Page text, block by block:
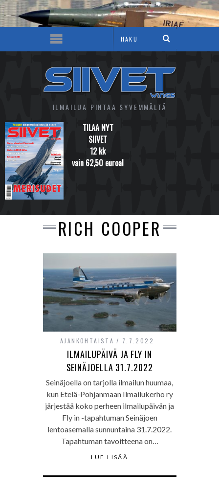
ILMAILUA PINTAA SYVEMMÄLTÄ
TILAA NYT
SIIVET
12 kk
vain 62,50 euroa!
RICH COOPER
AJANKOHTAISTA 7.7.2022
ILMAILUPÄIVÄ JA FLY IN
SEINÄJOELLA 31.7.2022
Seinäjoella on tarjolla ilmailun huumaa,
kun Etelä-Pohjanmaan Ilmailukerho ry
järjestää koko perheen ilmailupäivän ja
Fly in -tapahtuman Seinäjoen
lentoasemalla sunnuntaina 31.7.2022.
Tapahtuman tavoitteena on…
LUE LISÄÄ